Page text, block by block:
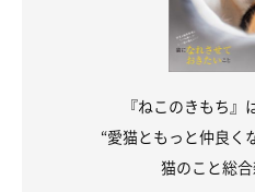
『ねこのきもち
“愛猫ともっと仲良く
猫のこと総合